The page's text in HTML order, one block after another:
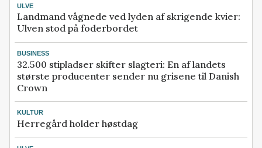
ULVE
Landmand vågnede ved lyden af skrigende kvier:
Ulven stod på foderbordet
BUSINESS
32.500 stipladser skifter slagteri: En af landets
største producenter sender nu grisene til Danish
Crown
KULTUR
Herregård holder høstdag